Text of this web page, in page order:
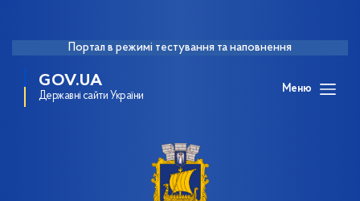
Портал в режимі тестування та наповнення
GOV.UA
Державні сайти України
Меню